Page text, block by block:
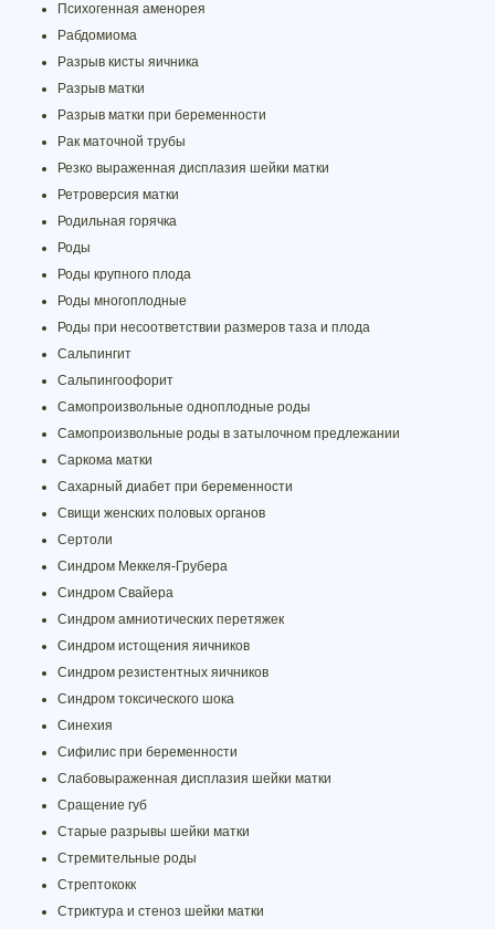
Психогенная аменорея
Рабдомиома
Разрыв кисты яичника
Разрыв матки
Разрыв матки при беременности
Рак маточной трубы
Резко выраженная дисплазия шейки матки
Ретроверсия матки
Родильная горячка
Роды
Роды крупного плода
Роды многоплодные
Роды при несоответствии размеров таза и плода
Сальпингит
Сальпингоофорит
Самопроизвольные одноплодные роды
Самопроизвольные роды в затылочном предлежании
Саркома матки
Сахарный диабет при беременности
Свищи женских половых органов
Сертоли
Синдром Меккеля-Грубера
Синдром Свайера
Синдром амниотических перетяжек
Синдром истощения яичников
Синдром резистентных яичников
Синдром токсического шока
Синехия
Сифилис при беременности
Слабовыраженная дисплазия шейки матки
Сращение губ
Старые разрывы шейки матки
Стремительные роды
Стрептококк
Стриктура и стеноз шейки матки